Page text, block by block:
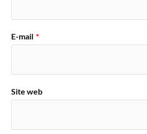
E-mail *
Site web